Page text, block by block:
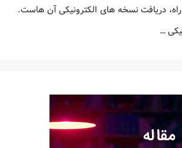
راه، دریافت نسخه های الکترونیکی آن هاست.
…